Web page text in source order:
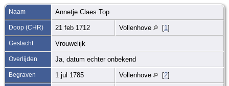
Naam Annetje Claes Top
Doop (CHR) 21 feb 1712 Vollenhove [1]
Geslacht Vrouwelijk
Overlijden Ja, datum echter onbekend
Begraven 1 jul 1785 Vollenhove [2]